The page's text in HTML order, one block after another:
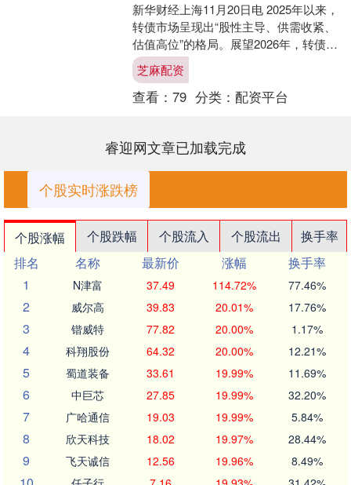
新华财经上海11月20日电 2025年以来，
转债市场呈现出“股性主导、供需收紧、
估值高位”的格局。展望2026年，转债市
场能否继续布局？随着投资环境的变
化，该市....
芝麻配资
查看： 79 分类： 配资平台
睿迎网文章已加载完成
个股实时涨跌榜
个股涨幅 个股跌幅 个股流入 个股流出
换手率
排名
名称 最新价 涨幅
换手率
1
N津富 37.49 114.72% 77.46%
2 威尔高 39.83 20.01% 17.76%
3 锴威特 77.82 20.00% 1.17%
4 科翔股份 64.32 20.00% 12.21%
5 蜀道装备 33.61 19.99% 11.69%
6 中巨芯 27.85 19.99% 32.20%
7 广哈通信 19.03 19.99% 5.84%
8 欣天科技 18.02 19.97% 28.44%
9 飞天诚信 12.56 19.96% 8.49%